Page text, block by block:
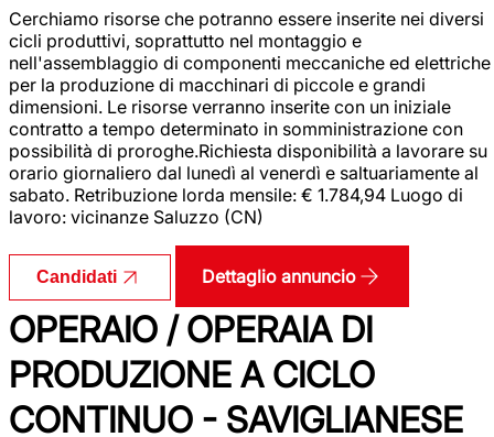
Cerchiamo risorse che potranno essere inserite nei diversi
cicli produttivi, soprattutto nel montaggio e
nell'assemblaggio di componenti meccaniche ed elettriche
per la produzione di macchinari di piccole e grandi
dimensioni. Le risorse verranno inserite con un iniziale
contratto a tempo determinato in somministrazione con
possibilità di proroghe.Richiesta disponibilità a lavorare su
orario giornaliero dal lunedì al venerdì e saltuariamente al
sabato. Retribuzione lorda mensile: € 1.784,94 Luogo di
lavoro: vicinanze Saluzzo (CN)
Candidati Dettaglio annuncio
OPERAIO / OPERAIA DI
PRODUZIONE A CICLO
CONTINUO - SAVIGLIANESE